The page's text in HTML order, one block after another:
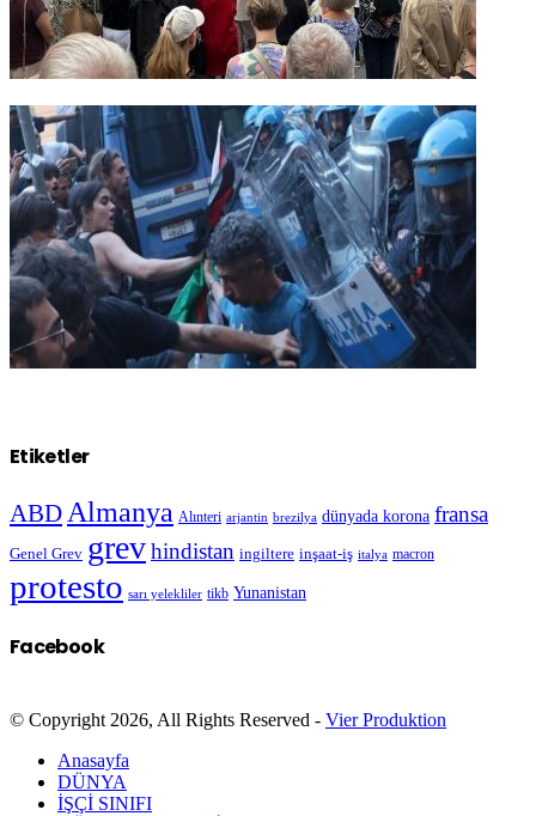
Etiketler
ABD Almanya Alınteri arjantin brezilya dünyada korona fransa
Genel Grev grevhindistan ingiltere inşaat-iş italya macron
protesto sarı yelekliler tikb Yunanistan
Facebook
© Copyright 2026, All Rights Reserved - Vier Produktion
Anasayfa
DÜNYA
İŞÇİ SINIFI